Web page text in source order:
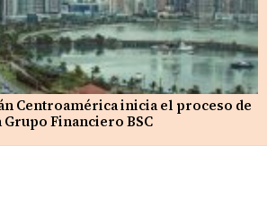
Centroamérica inicia el proceso de
Financiero BSC